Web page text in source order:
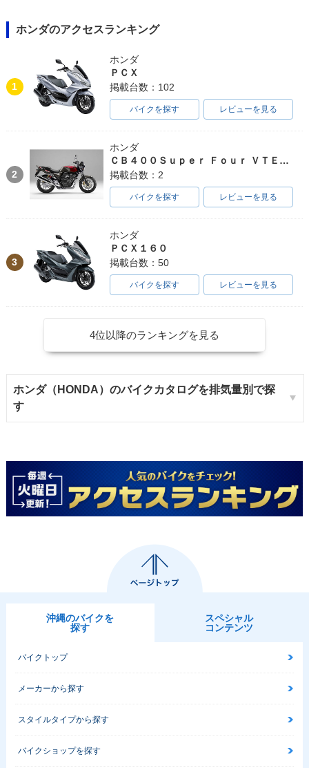
ホンダのアクセスランキング
1
ホンダ
ＰＣＸ
掲載台数：102
バイクを探す レビューを見る
2
ホンダ
ＣＢ４００Ｓｕｐｅｒ Ｆｏｕｒ ＶＴＥＣ ＳＰＥＣ３
掲載台数：2
バイクを探す レビューを見る
3
ホンダ
ＰＣＸ１６０
掲載台数：50
バイクを探す レビューを見る
4位以降のランキングを見る
ホンダ（HONDA）のバイクカタログを排気量別で探
す
沖縄のバイクを
探す
スペシャル
コンテンツ
バイクトップ
メーカーから探す
スタイルタイプから探す
バイクショップを探す